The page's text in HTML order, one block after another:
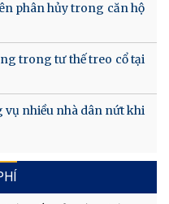
phân hủy trong căn hộ
trong tư thế treo cổ tại
vụ nhiều nhà dân nứt khi